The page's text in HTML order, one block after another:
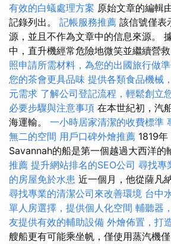
有效的白蟻處理方案 原始文章的編輯
記錄列出。 記帳服務推薦 該信號僅表
源，並且不作為文章中的信息來源。
中，直升機經常危險地微笑並繼續營救
照申請所需材料，為您的出國旅行做
您的茶會更具品味 提供各類食品機械
元需求 了解公司登記流程，輕鬆創立
必要步驟與注意事項 在本世紀初，汽
海運輸。 一小時居家清潔的收費標準
無二的空間 用戶口碑外燴推薦 1819
Savannah的船是第一個越過大西洋的
推薦 提升網站排名的SEO公司 尋找專
的房屋免於水患 近一個月，他從薩凡
尋找專業的清潔公司來改善環境 台中
單人房選擇，提供個人化空間 輔聽器
友提供有效的輔助設備 外燴佈置，打
艘船更有可能乘坐帆，僅使用蒸汽機